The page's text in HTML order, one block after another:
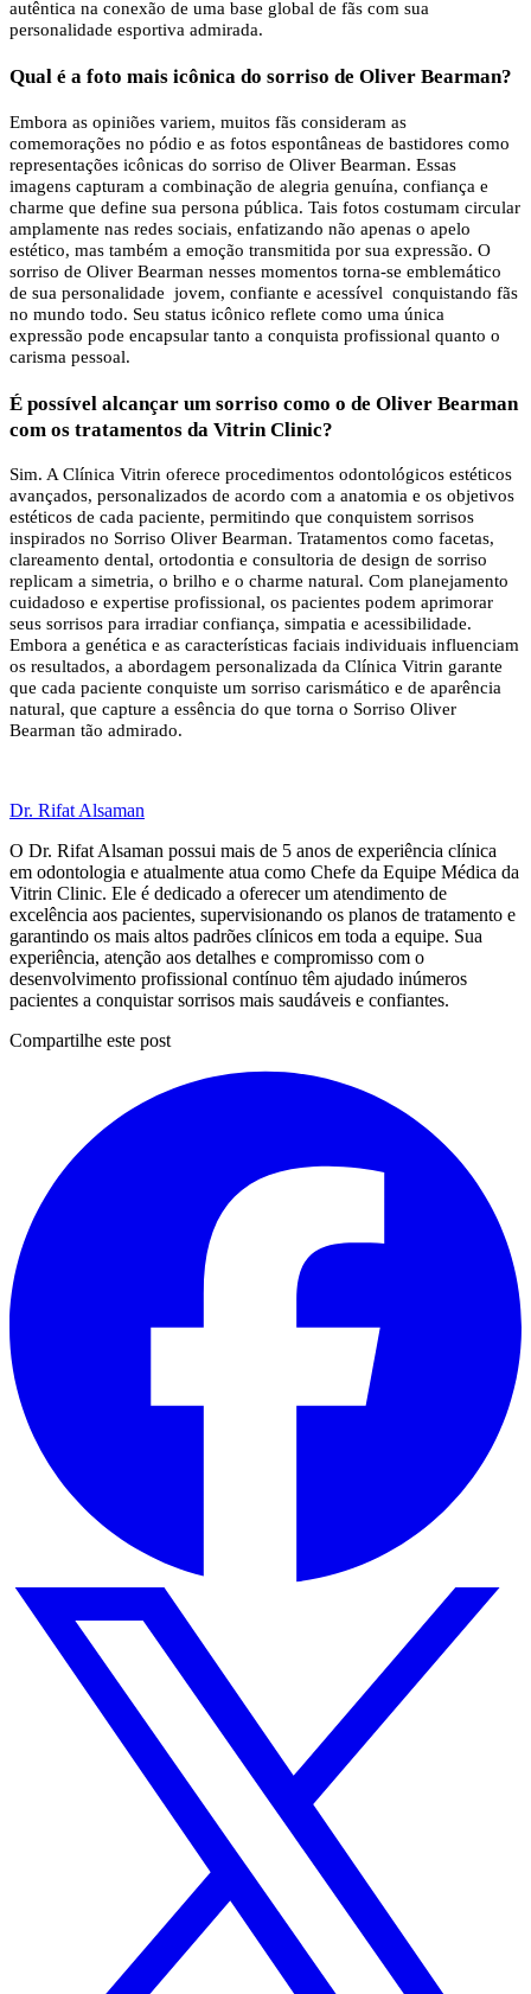
autêntica na conexão de uma base global de fãs com sua
personalidade esportiva admirada.
Qual é a foto mais icônica do sorriso de Oliver Bearman?
Embora as opiniões variem, muitos fãs consideram as
comemorações no pódio e as fotos espontâneas de bastidores como
representações icônicas do sorriso de Oliver Bearman. Essas
imagens capturam a combinação de alegria genuína, confiança e
charme que define sua persona pública. Tais fotos costumam circular
amplamente nas redes sociais, enfatizando não apenas o apelo
estético, mas também a emoção transmitida por sua expressão. O
sorriso de Oliver Bearman nesses momentos torna-se emblemático
de sua personalidade jovem, confiante e acessível conquistando fãs
no mundo todo. Seu status icônico reflete como uma única
expressão pode encapsular tanto a conquista profissional quanto o
carisma pessoal.
É possível alcançar um sorriso como o de Oliver Bearman
com os tratamentos da Vitrin Clinic?
Sim. A Clínica Vitrin oferece procedimentos odontológicos estéticos
avançados, personalizados de acordo com a anatomia e os objetivos
estéticos de cada paciente, permitindo que conquistem sorrisos
inspirados no Sorriso Oliver Bearman. Tratamentos como facetas,
clareamento dental, ortodontia e consultoria de design de sorriso
replicam a simetria, o brilho e o charme natural. Com planejamento
cuidadoso e expertise profissional, os pacientes podem aprimorar
seus sorrisos para irradiar confiança, simpatia e acessibilidade.
Embora a genética e as características faciais individuais influenciam
os resultados, a abordagem personalizada da Clínica Vitrin garante
que cada paciente conquiste um sorriso carismático e de aparência
natural, que capture a essência do que torna o Sorriso Oliver
Bearman tão admirado.
Dr. Rifat Alsaman
O Dr. Rifat Alsaman possui mais de 5 anos de experiência clínica
em odontologia e atualmente atua como Chefe da Equipe Médica da
Vitrin Clinic. Ele é dedicado a oferecer um atendimento de
excelência aos pacientes, supervisionando os planos de tratamento e
garantindo os mais altos padrões clínicos em toda a equipe. Sua
experiência, atenção aos detalhes e compromisso com o
desenvolvimento profissional contínuo têm ajudado inúmeros
pacientes a conquistar sorrisos mais saudáveis e confiantes.
Compartilhe este post